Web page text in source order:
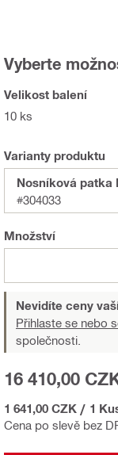
Vyberte
Velikost balení
10 ks
Varianty produktu
Nosníková patka
#304033
Množství
Nevidíte ceny
Přihlaste se nebo
společnosti.
Cena po slevě bez
16 410,00
1 641,00 CZK / 1